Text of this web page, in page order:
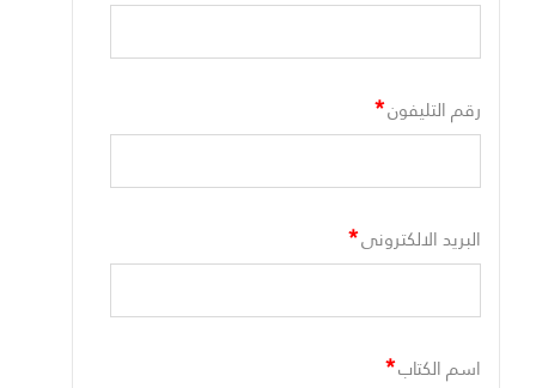
رقم التليفون*
البريد الالكترونى*
اسم الكتاب*